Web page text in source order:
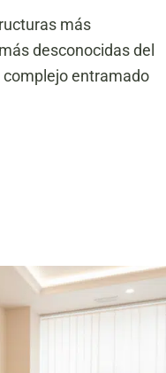
más
desconocidas del
entramado